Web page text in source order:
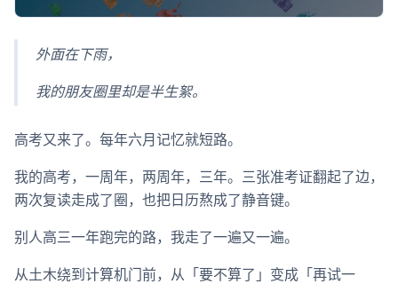
外面在下雨，
我的朋友圈里却是半生絮。
高考又来了。每年六月记忆就短路。
我的高考，一周年，两周年，三年。三张准考证翻起了边，
两次复读走成了圈，也把日历熬成了静音键。
别人高三一年跑完的路，我走了一遍又一遍。
从土木绕到计算机门前，从「要不算了」变成「再试一